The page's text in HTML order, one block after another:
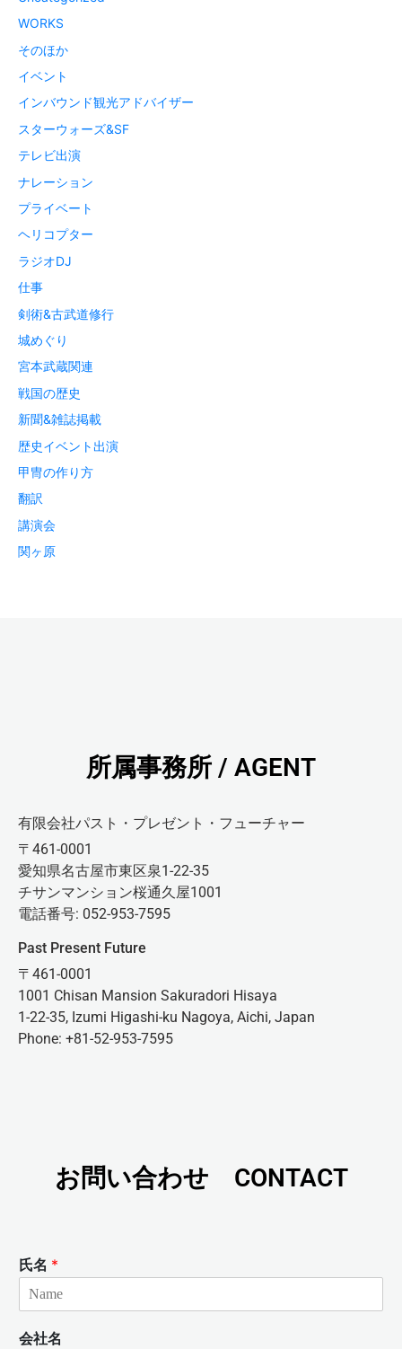
WORKS
そのほか
イベント
インバウンド観光アドバイザー
スターウォーズ&SF
テレビ出演
ナレーション
プライベート
ヘリコプター
ラジオDJ
仕事
剣術&古武道修行
城めぐり
宮本武蔵関連
戦国の歴史
新聞&雑誌掲載
歴史イベント出演
甲冑の作り方
翻訳
講演会
関ヶ原
所属事務所 / AGENT
有限会社パスト・プレゼント・フューチャー
〒461-0001
愛知県名古屋市東区泉1-22-35
チサンマンション桜通久屋1001
電話番号: 052-953-7595
Past Present Future
〒461-0001
1001 Chisan Mansion Sakuradori Hisaya
1-22-35, Izumi Higashi-ku Nagoya, Aichi, Japan
Phone: +81-52-953-7595
お問い合わせ CONTACT
氏名 *
会社名